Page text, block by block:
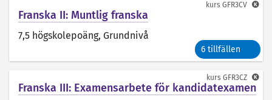
Franska II: Muntlig franska
7,5 högskolepoäng, Grundnivå
6 tillfällen
kurs GFR3CV
Franska III: Examensarbete för kandidatexamen
kurs GFR3CZ